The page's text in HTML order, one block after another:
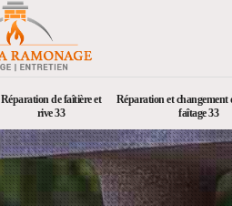
Réparation de faîtière et
rive 33
Réparation et changement
faîtage 33